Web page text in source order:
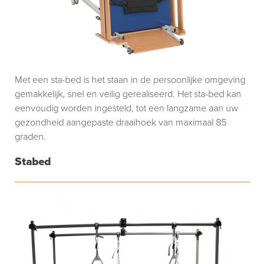
Stabed
Met een sta-bed is het staan in de persoonlijke omgeving
gemakkelijk, snel en veilig gerealiseerd. Het sta-bed kan
eenvoudig worden ingesteld, tot een langzame aan uw
gezondheid aangepaste draaihoek van maximaal 85
graden.